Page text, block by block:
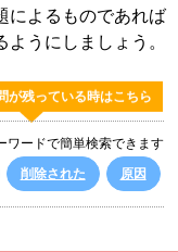
によるものであれば
うにしましょう。
が残っている時はこちら
ワードで簡単検索できます
削除された 原因